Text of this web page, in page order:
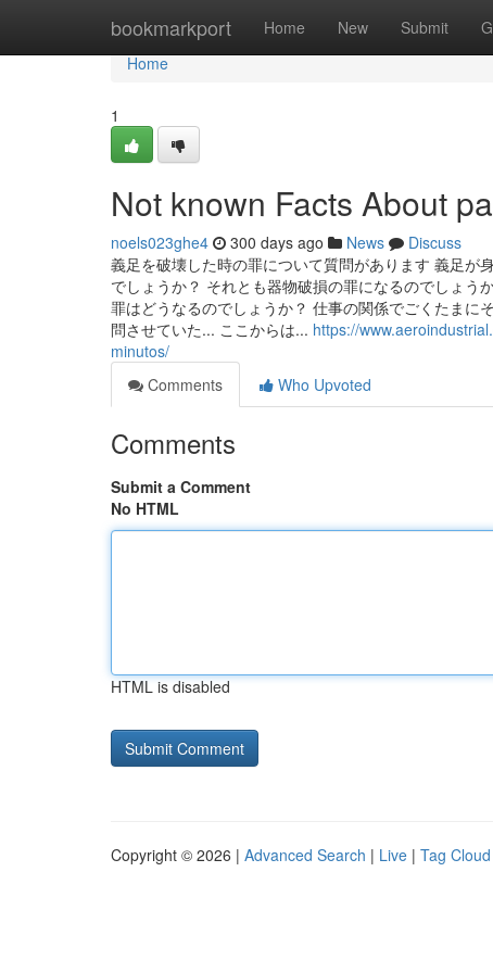
bookmarkport Home New Submit
Home
Home
1
Not known Facts About
noels023ghe4 300 days ago News
Discuss
義足を破壊した時の罪について質問があります 義足が
でしょうか？ それとも器物破損の罪になるのでしょ
罪はどうなるのでしょうか？ 仕事の関係でごくたまに
問させていた... ここからは... https://
minutos/
Comments
Who Upvoted
Comments
Submit a Comment
No HTML
HTML is disabled
Copyright © 2026 | Advanced Search | Live | Tag Cloud